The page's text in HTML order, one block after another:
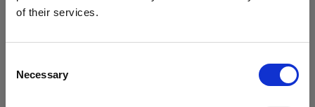
of their services.
Selection
Necessary
地域を変更しますか？